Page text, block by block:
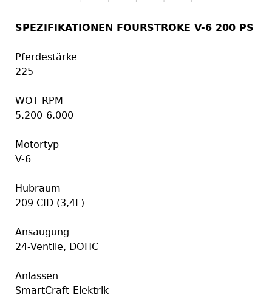
SPEZIFIKATIONEN FOURSTROKE V-6 200 PS
Pferdestärke
225
WOT RPM
5.200-6.000
Motortyp
V-6
Hubraum
209 CID (3,4L)
Ansaugung
24-Ventile, DOHC
Anlassen
SmartCraft-Elektrik